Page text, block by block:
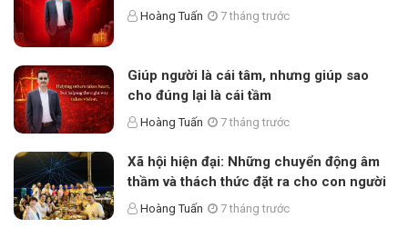
Hoàng Tuấn 7 tháng trước
Giúp người là cái tâm, nhưng giúp sao
cho đúng lại là cái tầm
Hoàng Tuấn 7 tháng trước
Xã hội hiện đại: Những chuyển động âm
thầm và thách thức đặt ra cho con người
Hoàng Tuấn 7 tháng trước